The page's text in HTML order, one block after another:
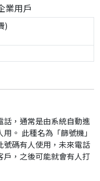
業用戶
)
，通常是由系統自動進
。 此種名為「篩號機」
號碼有人使用，未來電話
，之後可能就會有人打